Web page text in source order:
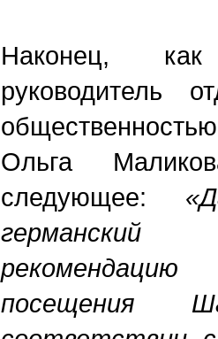
Наконец,
руководитель
Ольга
следующее:
посещения